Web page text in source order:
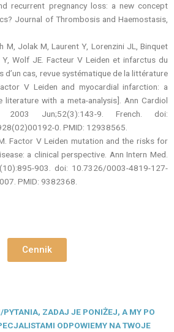
recurrent pregnancy loss: a new concept
Journal of Thrombosis and Haemostasis,
M, Jolak M, Laurent Y, Lorenzini JL, Binquet
Wolf JE. Facteur V Leiden et infarctus du
d’un cas, revue systématique de la littérature
V Leiden and myocardial infarction: a
literature with a meta-analysis]. Ann Cardiol
2003 Jun;52(3):143-9. French. doi:
0. PMID: 12938565.
Factor V Leiden mutation and the risks for
a clinical perspective. Ann Intern Med.
903. doi: 10.7326/0003-4819-127-
PMID: 9382368.
Cennik
PYTANIA, ZADAJ JE PONIŻEJ, A MY PO
ODPOWIEMY NA TWOJE